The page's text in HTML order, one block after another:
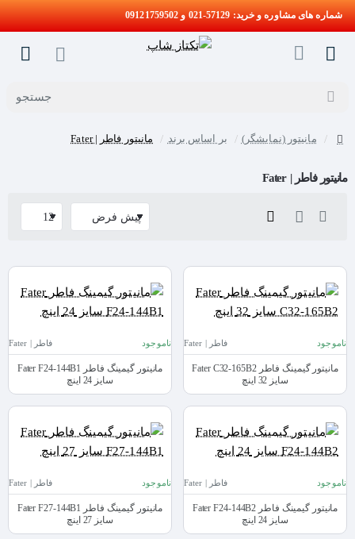
شماره های مشاوره و خرید: 57129-021 و 09121759502
جستجو
مانیتور (نمایشگر) بر اساس برند مانیتور فاطر | Fater
مانیتور فاطر | Fater
ناموجود فاطر | Fater
مانیتور گیمینگ فاطر Fater C32-165B2
سایز 32 اینچ
ناموجود فاطر | Fater
مانیتور گیمینگ فاطر Fater F24-144B1
سایز 24 اینچ
ناموجود فاطر | Fater
مانیتور گیمینگ فاطر Fater F24-144B2
سایز 24 اینچ
ناموجود فاطر | Fater
مانیتور گیمینگ فاطر Fater F27-144B1
سایز 27 اینچ